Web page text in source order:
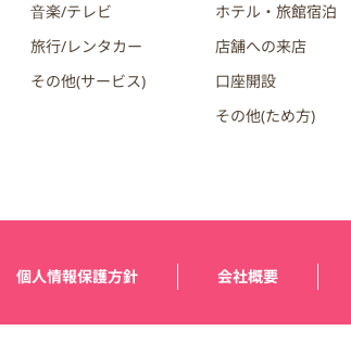
音楽/テレビ
旅行/レンタカー
その他(サービス)
ホテル・旅館宿泊
店舗への来店
口座開設
その他(ため方)
個人情報保護方針 会社概要